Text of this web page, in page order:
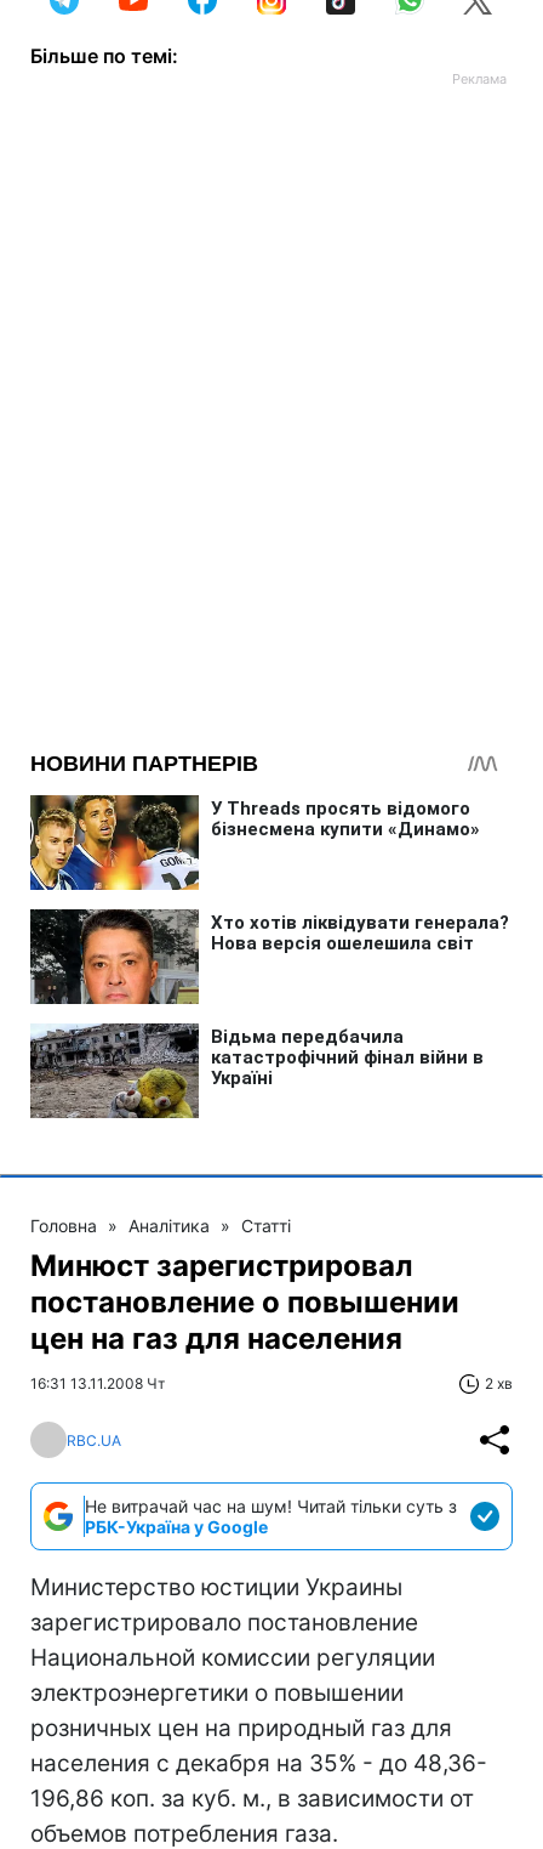
Більше по темі:
Головна » Аналітика » Статті
Минюст зарегистрировал
постановление о повышении
цен на газ для населения
16:31 13.11.2008 Чт 2 хв
RBC.UA
Не витрачай час на шум! Читай тільки суть з
РБК-Україна у Google
Министерство юстиции Украины
зарегистрировало постановление
Национальной комиссии регуляции
электроэнергетики о повышении
розничных цен на природный газ для
населения с декабря на 35% - до 48,36-
196,86 коп. за куб. м., в зависимости от
объемов потребления газа.